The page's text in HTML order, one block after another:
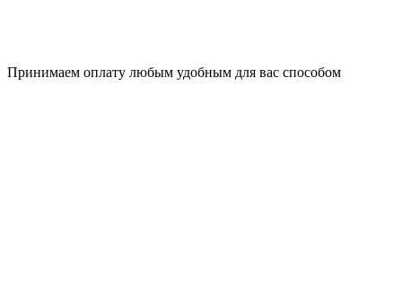
Принимаем оплату любым удобным для вас способом